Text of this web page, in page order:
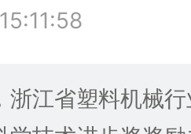
浙江省塑料机械